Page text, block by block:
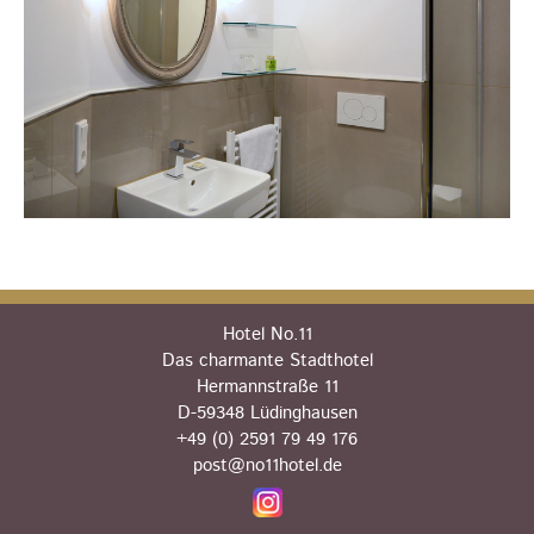
Hotel No.11
Das charmante Stadthotel
Hermannstraße 11
D-59348 Lüdinghausen
+49 (0) 2591 79 49 176
post@no11hotel.de